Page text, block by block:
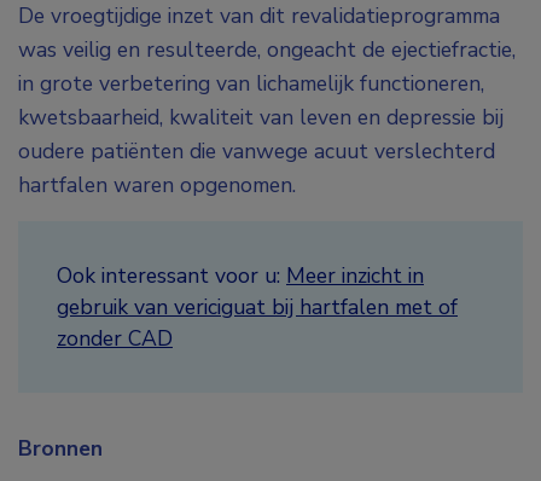
De vroegtijdige inzet van dit revalidatieprogramma
was veilig en resulteerde, ongeacht de ejectiefractie,
in grote verbetering van lichamelijk functioneren,
kwetsbaarheid, kwaliteit van leven en depressie bij
oudere patiënten die vanwege acuut verslechterd
hartfalen waren opgenomen.
Ook interessant voor u: Meer inzicht in
gebruik van vericiguat bij hartfalen met of
zonder CAD
Bronnen